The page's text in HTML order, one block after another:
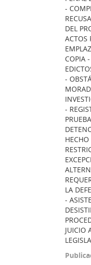
-
DEL
ACTOS
COPIA
-
-
LA
-
JUICIO